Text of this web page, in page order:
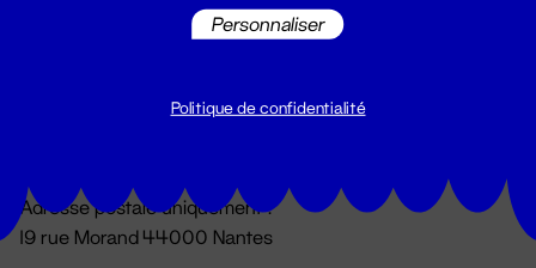
Du lundi au vendredi 14h → 18h
Adresse postale uniquement :
19 rue Morand 44000 Nantes
Personnaliser
Politique de confidentialité